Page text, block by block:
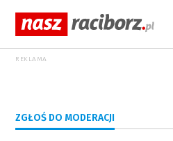
REKLAMA
ZGŁOŚ DO MODERACJI